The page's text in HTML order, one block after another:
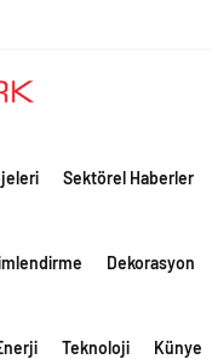
Sektörel Haberler
Dekorasyon
Teknoloji Künye